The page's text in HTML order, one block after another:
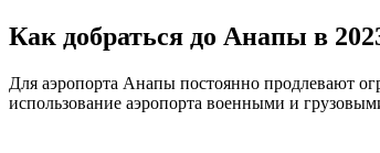
Как добраться до Анапы в
Для аэропорта Анапы постоянно продлевают
использование аэропорта военными и